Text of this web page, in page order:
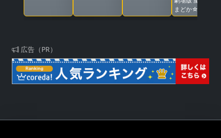
まどか☆マギカ
〈ワルプルギス
広告（PR）